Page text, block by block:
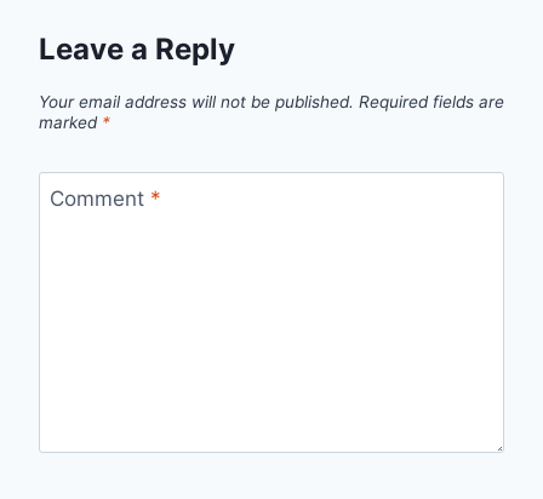
Leave a Reply
Your email address will not be published. Required fields are
marked *
Comment *